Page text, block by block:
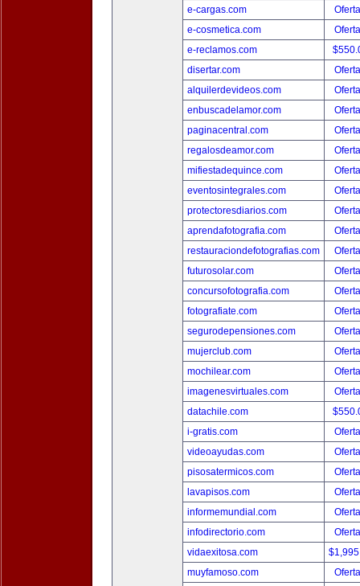
e-cargas.com
e-cosmetica.com
e-reclamos.com
disertar.com
alquilerdevideos.com
enbuscadelamor.com
paginacentral.com
regalosdeamor.com
mifiestadequince.com
eventosintegrales.com
protectoresdiarios.com
aprendafotografia.com
restauraciondefotografias.com
futurosolar.com
concursofotografia.com
fotografiate.com
segurodepensiones.com
mujerclub.com
mochilear.com
imagenesvirtuales.com
datachile.com
i-gratis.com
videoayudas.com
pisosatermicos.com
lavapisos.com
informemundial.com
infodirectorio.com
vidaexitosa.com
muyfamoso.com